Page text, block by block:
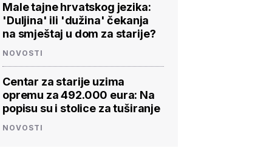
Male tajne hrvatskog jezika:
'Duljina' ili 'dužina' čekanja
na smještaj u dom za starije?
NOVOSTI
Centar za starije uzima
opremu za 492.000 eura: Na
popisu su i stolice za tuširanje
NOVOSTI